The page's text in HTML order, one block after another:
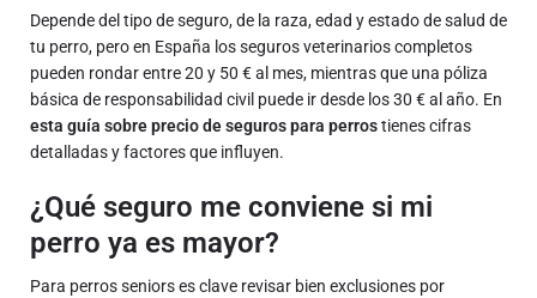
Depende del tipo de seguro, de la raza, edad y estado de salud de
tu perro, pero en España los seguros veterinarios completos
pueden rondar entre 20 y 50 € al mes, mientras que una póliza
básica de responsabilidad civil puede ir desde los 30 € al año. En
esta guía sobre precio de seguros para perrostienes cifras
detalladas y factores que influyen.
¿Qué seguro me conviene si mi
perro ya es mayor?
Para perros seniors es clave revisar bien exclusiones por